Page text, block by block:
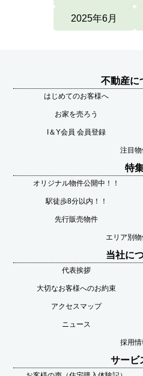
2025年6月
不動産に
はじめてのお客様へ
お家を売ろう
I＆Y会員 会員登録
注目
特
オリジナル物件公開中！！
駅徒歩8分以内！！
先行販売物件
エリア別
当社に
代表挨拶
大切なお客様へのお約束
アクセスマップ
ニュース
採用情
サービ